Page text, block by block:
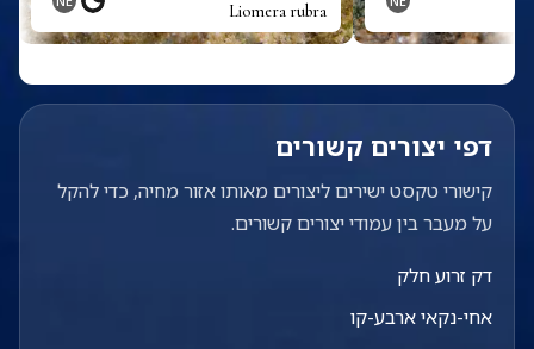
Liomera rubra
דפי יצורים קשורים
קישורי טקסט ישירים ליצורים מאותו אזור מחיה, כדי להקל
על מעבר בין עמודי יצורים קשורים.
דק זרוע חלק
אחי-נקאי ארבע-קו